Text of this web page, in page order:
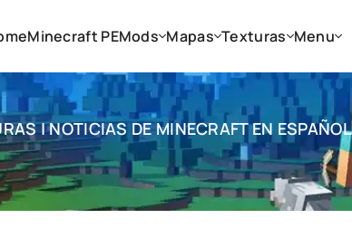
Minecraft PEMods Mapas Texturas Menu
| NOTICIAS DE MINECRAFT EN ESPAÑOL